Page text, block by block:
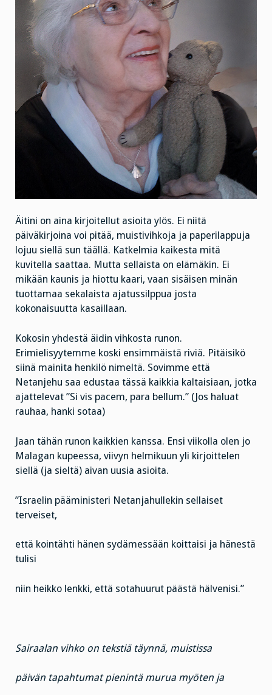
Äitini on aina kirjoitellut asioita ylös. Ei niitä
päiväkirjoina voi pitää, muistivihkoja ja paperilappuja
lojuu siellä sun täällä. Katkelmia kaikesta mitä
kuvitella saattaa. Mutta sellaista on elämäkin. Ei
mikään kaunis ja hiottu kaari, vaan sisäisen minän
tuottamaa sekalaista ajatussilppua josta
kokonaisuutta kasaillaan.
Kokosin yhdestä äidin vihkosta runon.
Erimielisyytemme koski ensimmäistä riviä. Pitäisikö
siinä mainita henkilö nimeltä. Sovimme että
Netanjehu saa edustaa tässä kaikkia kaltaisiaan, jotka
ajattelevat ”Si vis pacem, para bellum.” (Jos haluat
rauhaa, hanki sotaa)
Jaan tähän runon kaikkien kanssa. Ensi viikolla olen jo
Malagan kupeessa, viivyn helmikuun yli kirjoittelen
siellä (ja sieltä) aivan uusia asioita.
”Israelin pääministeri Netanjahullekin sellaiset
terveiset,
että kointähti hänen sydämessään koittaisi ja hänestä
tulisi
niin heikko lenkki, että sotahuurut päästä hälvenisi.”
Sairaalan vihko on tekstiä täynnä, muistissa
päivän tapahtumat pienintä murua myöten ja